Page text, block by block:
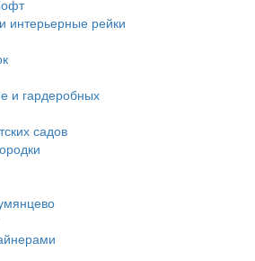
интерьерные рейки
и гардеробных
садов